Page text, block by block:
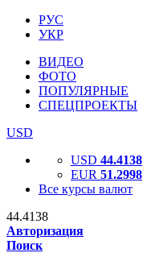
РУС
УКР
ВИДЕО
ФОТО
ПОПУЛЯРНЫЕ
СПЕЦПРОЕКТЫ
USD
USD 44.4138
EUR 51.2998
Все курсы валют
44.4138
Авторизация
Поиск